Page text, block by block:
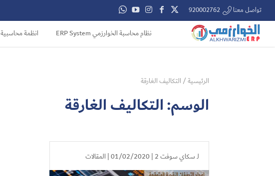
تواصل معنا 920002762
نظام محاسبة الخوارزمي ERP System انظمة محاسبية
الرئيسية/ التكاليف الغارقة
الوسم:التكاليف الغارقة
لـسكاي سوفت 2 | 01/02/2020 | المقالات